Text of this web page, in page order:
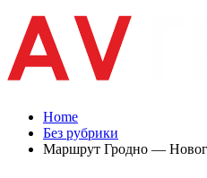
Home
Без рубрики
Маршрут Гродно —